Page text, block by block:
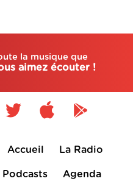
la musique que
aimez écouter !
Accueil La Radio
Podcasts Agenda